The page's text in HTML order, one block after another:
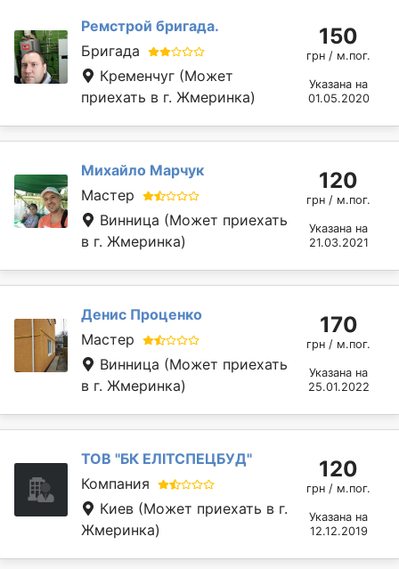
Ремстрой бригада.
Бригада
Кременчуг (Может
приехать в г. Жмеринка)
150
грн / м.пог.
Указана на
01.05.2020
Михайло Марчук
Мастер
Винница (Может приехать
в г. Жмеринка)
120
грн / м.пог.
Указана на
21.03.2021
Денис Проценко
Мастер
Винница (Может приехать
в г. Жмеринка)
170
грн / м.пог.
Указана на
25.01.2022
ТОВ "БК ЕЛІТСПЕЦБУД"
Компания
Киев (Может приехать в г.
Жмеринка)
120
грн / м.пог.
Указана на
12.12.2019